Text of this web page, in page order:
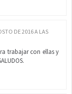
DE 2016 A LAS
trabajar con ellas y